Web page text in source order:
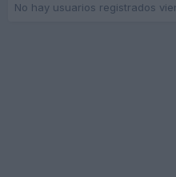
No hay usuarios registrados